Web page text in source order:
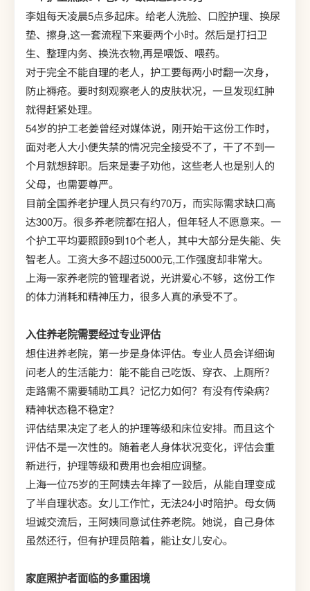
李姐每天凌晨5点多起床。给老人洗脸、口腔护理、换尿
垫、擦身,这一套流程下来要两个小时。然后是打扫卫
生、整理内务、换洗衣物,再是喂饭、喂药。
对于完全不能自理的老人，护工要每两小时翻一次身，
防止褥疮。要时刻观察老人的皮肤状况，一旦发现红肿
就得赶紧处理。
54岁的护工老姜曾经对媒体说，刚开始干这份工作时，
面对老人大小便失禁的情况完全接受不了，干了不到一
个月就想辞职。后来是妻子劝他，这些老人也是别人的
父母，也需要尊严。
目前全国养老护理人员只有约70万，而实际需求缺口高
达300万。很多养老院都在招人，但年轻人不愿意来。一
个护工平均要照顾9到10个老人，其中大部分是失能、失
智老人。工资大多不超过5000元,工作强度却非常大。
上海一家养老院的管理者说，光讲爱心不够，这份工作
的体力消耗和精神压力，很多人真的承受不了。
入住养老院需要经过专业评估
想住进养老院，第一步是身体评估。专业人员会详细询
问老人的生活能力：能不能自己吃饭、穿衣、上厕所？
走路需不需要辅助工具？记忆力如何？有没有传染病？
精神状态稳不稳定？
评估结果决定了老人的护理等级和床位安排。而且这个
评估不是一次性的。随着老人身体状况变化，评估会重
新进行，护理等级和费用也会相应调整。
上海一位75岁的王阿姨去年摔了一跤后，从能自理变成
了半自理状态。女儿工作忙，无法24小时陪护。母女俩
坦诚交流后，王阿姨同意试住养老院。她说，自己身体
虽然还行，但有护理员陪着，能让女儿安心。
家庭照护者面临的多重困境